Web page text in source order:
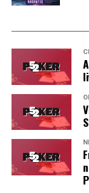
Soleau à gauche,